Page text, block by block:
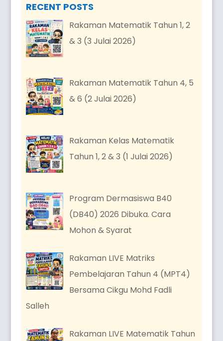
RECENT POSTS
Rakaman Matematik Tahun 1, 2
& 3 (3 Julai 2026)
Rakaman Matematik Tahun 4, 5
& 6 (2 Julai 2026)
Rakaman Kelas Matematik
Tahun 1, 2 & 3 (1 Julai 2026)
Program Dermasiswa B40
(DB40) 2026 Dibuka. Cara
Mohon & Syarat
Rakaman LIVE Matriks
Pembelajaran Tahun 4 (MPT4)
Bersama Cikgu Mohd Fadli
Salleh
Rakaman LIVE Matematik Tahun